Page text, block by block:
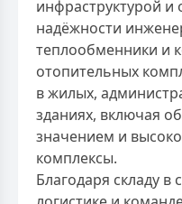
инфраструктурой
надёжности
теплообменники и
отопительных
в жилых,
зданиях, включая
значением и
комплексы.
Благодаря складу в